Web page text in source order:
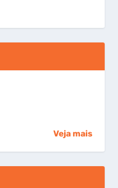
Veja mais